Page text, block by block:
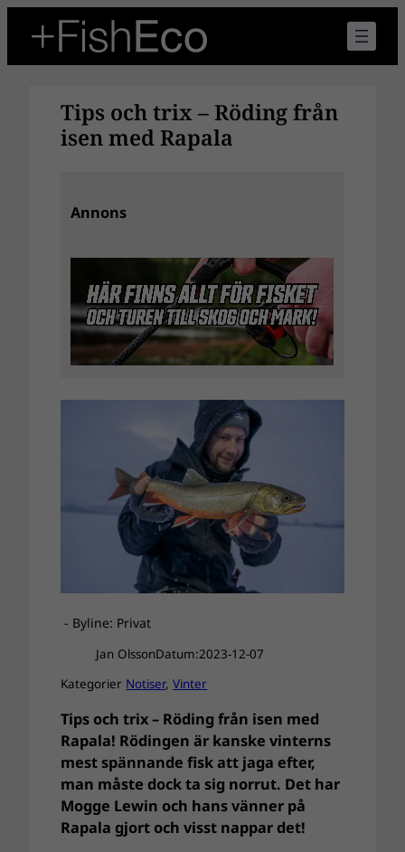
innehåll
Tips och trix – Röding från
isen med Rapala
Annons
- Byline: Privat
Jan OlssonDatum:2023-12-07
Kategorier Notiser, Vinter
Tips och trix – Röding från isen med
Rapala! Rödingen är kanske vinterns
mest spännande fisk att jaga efter,
man måste dock ta sig norrut. Det har
Mogge Lewin och hans vänner på
Rapala gjort och visst nappar det!